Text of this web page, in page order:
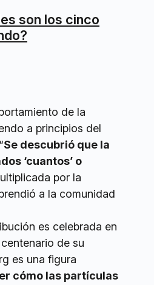
son los cinco
de la
a principios del
Se descubrió que la
‘cuantos’ o
por la
a la comunidad
es celebrada en
de su
es una figura
cómo las partículas